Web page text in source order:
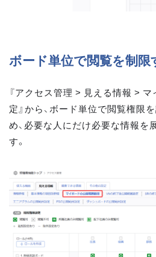
ボード単位で閲覧を制限
『アクセス管理 > 見える情報 >
定』から、ボード単位で閲覧権限
め、必要な人にだけ必要な情報を
す。